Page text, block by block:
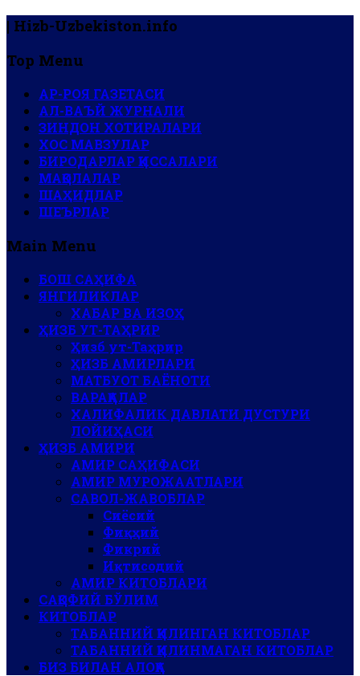
| Hizb-Uzbekiston.info
Top Menu
АР-РОЯ ГАЗЕТАСИ
АЛ-ВАЪЙ ЖУРНАЛИ
ЗИНДОН ХОТИРАЛАРИ
ХОС МАВЗУЛАР
БИРОДАРЛАР ҚИССАЛАРИ
МАҚОЛАЛАР
ШАҲИДЛАР
ШЕЪРЛАР
Main Menu
БОШ САҲИФА
ЯНГИЛИКЛАР
ХАБАР ВА ИЗОҲ
ҲИЗБ УТ-ТАҲРИР
Ҳизб ут-Таҳрир
ҲИЗБ АМИРЛАРИ
МАТБУОТ БАЁНОТИ
ВАРАҚАЛАР
ХАЛИФАЛИК ДАВЛАТИ ДУСТУРИ
ЛОЙИҲАСИ
ҲИЗБ АМИРИ
АМИР САҲИФАСИ
АМИР МУРОЖААТЛАРИ
САВОЛ-ЖАВОБЛАР
Сиёсий
Фиқҳий
Фикрий
Иқтисодий
АМИР КИТОБЛАРИ
САҚОФИЙ БЎЛИМ
КИТОБЛАР
ТАБАННИЙ ҚИЛИНГАН КИТОБЛАР
ТАБАННИЙ ҚИЛИНМАГАН КИТОБЛАР
БИЗ БИЛАН АЛОҚА